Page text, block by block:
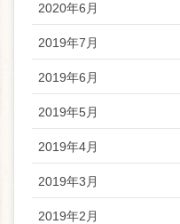
2020年6月
2019年7月
2019年6月
2019年5月
2019年4月
2019年3月
2019年2月